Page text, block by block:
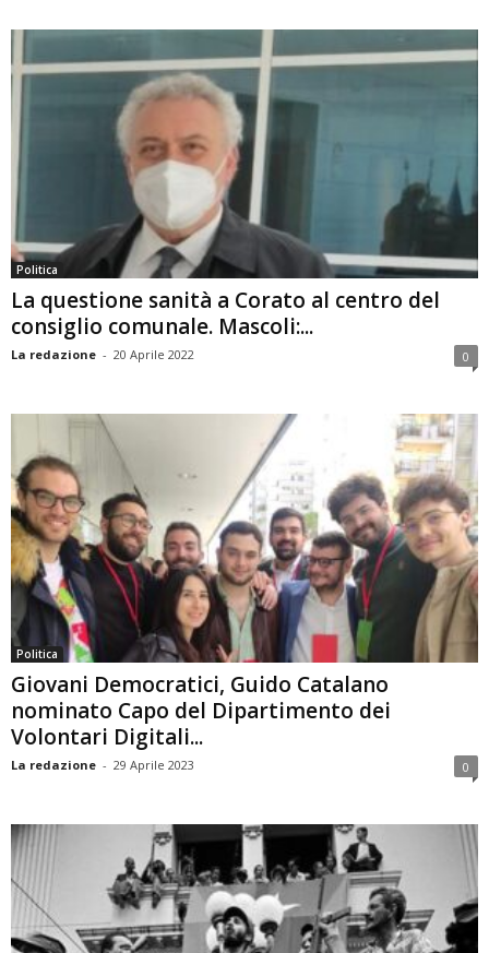
Politica
La questione sanità a Corato al centro del
consiglio comunale. Mascoli:...
La redazione - 20 Aprile 2022 0
Politica
Giovani Democratici, Guido Catalano
nominato Capo del Dipartimento dei
Volontari Digitali...
La redazione - 29 Aprile 2023 0